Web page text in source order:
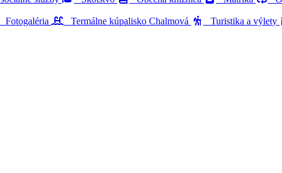
Fotogaléria Termálne kúpalisko Chalmová Turistika a výlety